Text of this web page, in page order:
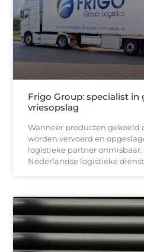
Frigo Group: specialist in
vriesopslag
Wanneer producten gekoeld
worden vervoerd en
logistieke partner onmisbaar.
Nederlandse logistieke